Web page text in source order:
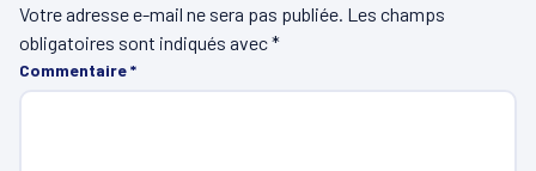
Votre adresse e-mail ne sera pas publiée. Les champs
obligatoires sont indiqués avec*
Commentaire*